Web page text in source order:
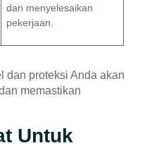
dan menyelesaikan
pekerjaan.
dan proteksi Anda akan
memastikan
Untuk